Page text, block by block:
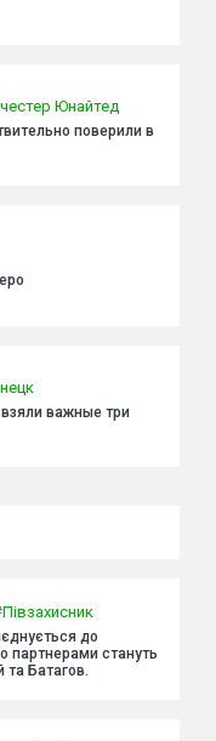
Юнайтед
поверили в
важные три
Півзахисник
до
партнерами стануть
та Батагов.